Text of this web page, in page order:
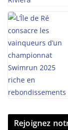
Rejoignez